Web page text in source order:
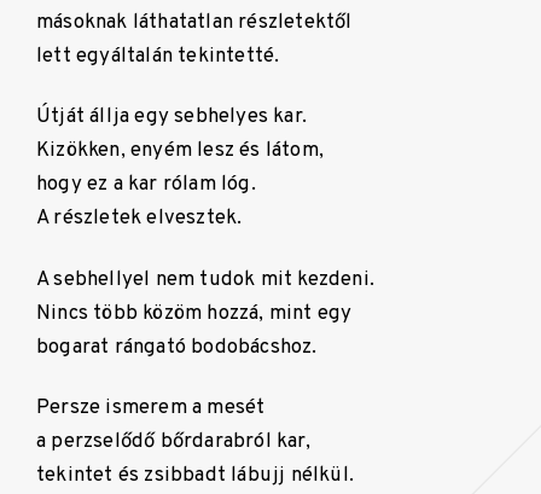
másoknak láthatatlan részletektől
lett egyáltalán tekintetté.
Útját állja egy sebhelyes kar.
Kizökken, enyém lesz és látom,
hogy ez a kar rólam lóg.
A részletek elvesztek.
A sebhellyel nem tudok mit kezdeni.
Nincs több közöm hozzá, mint egy
bogarat rángató bodobácshoz.
Persze ismerem a mesét
a perzselődő bőrdarabról kar,
tekintet és zsibbadt lábujj nélkül.